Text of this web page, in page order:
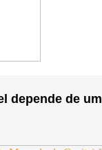
depende de